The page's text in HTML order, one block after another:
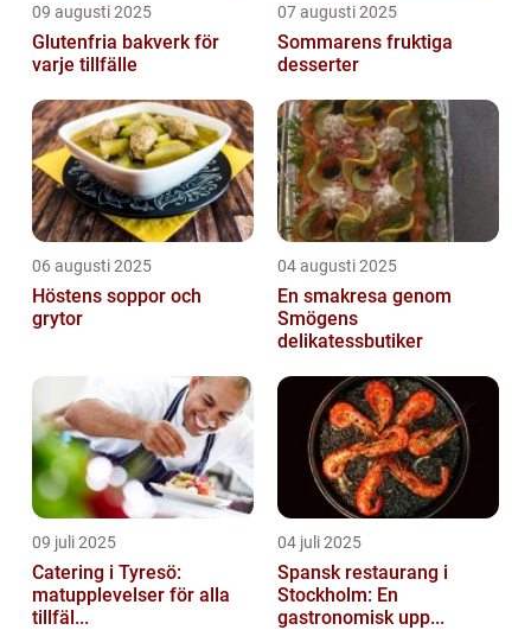
09 augusti 2025
Glutenfria bakverk för
varje tillfälle
07 augusti 2025
Sommarens fruktiga
desserter
06 augusti 2025
Höstens soppor och
grytor
04 augusti 2025
En smakresa genom
Smögens
delikatessbutiker
09 juli 2025
Catering i Tyresö:
matupplevelser för alla
tillfäl...
04 juli 2025
Spansk restaurang i
Stockholm: En
gastronomisk upp...